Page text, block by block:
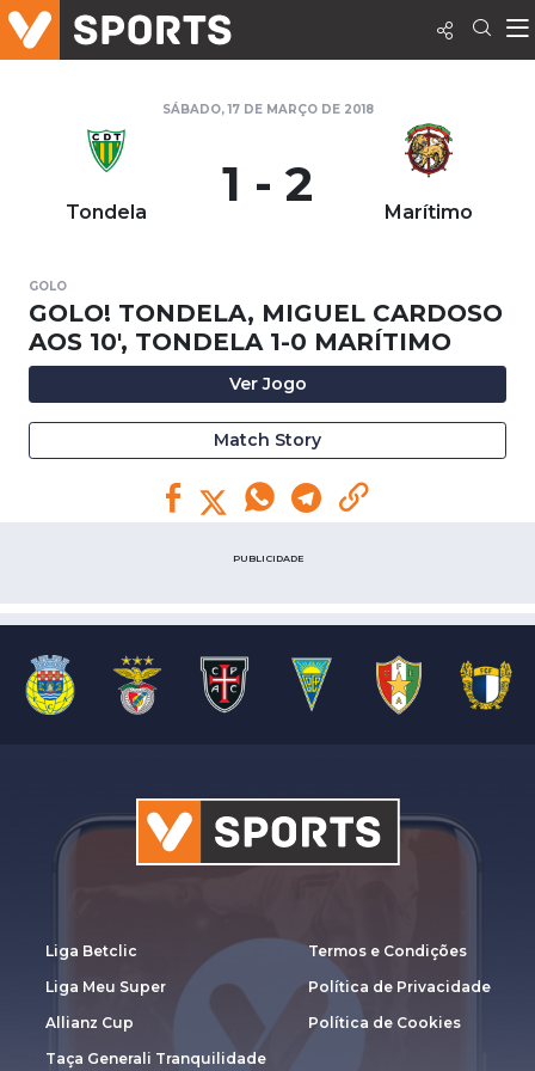
SÁBADO, 17 DE MARÇO DE 2018
Tondela 1 - 2 Marítimo
GOLO
GOLO! TONDELA, MIGUEL CARDOSO
AOS 10', TONDELA 1-0 MARÍTIMO
Ver Jogo
Match Story
PUBLICIDADE
Liga Betclic
Liga Meu Super
Allianz Cup
Taça Generali Tranquilidade
Termos e Condições
Política de Privacidade
Política de Cookies